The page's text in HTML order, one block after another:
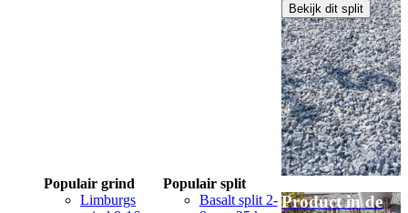
Bekijk dit split
Populair grind
Limburgs
Populair split
Basalt split 2- Product in de